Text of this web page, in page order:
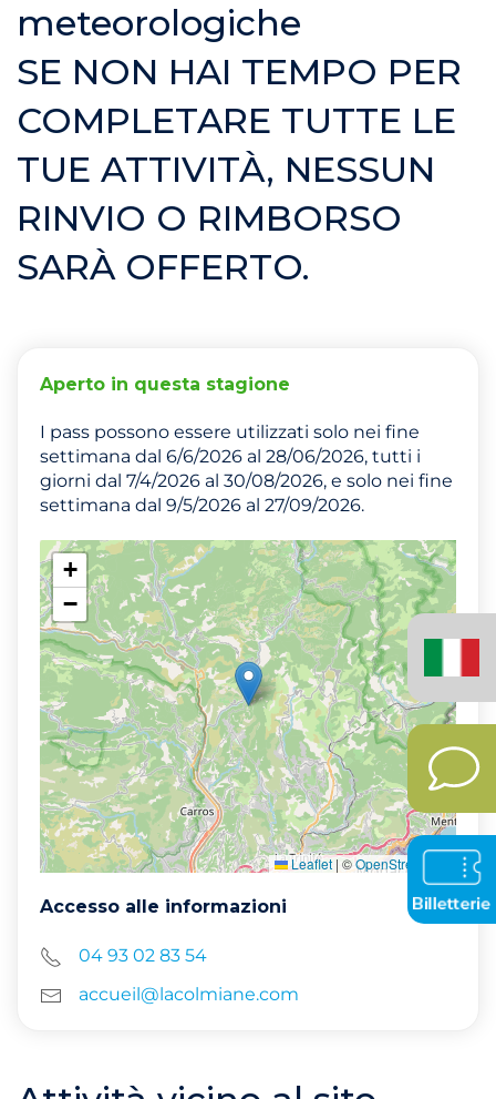
meteorologiche
SE NON HAI TEMPO PER
COMPLETARE TUTTE LE
TUE ATTIVITÀ, NESSUN
RINVIO O RIMBORSO
SARÀ OFFERTO.
Aperto in questa stagione
I pass possono essere utilizzati solo nei fine
settimana dal 6/6/2026 al 28/06/2026, tutti i
giorni dal 7/4/2026 al 30/08/2026, e solo nei fine
settimana dal 9/5/2026 al 27/09/2026.
+
−
Leaflet | ©OpenStreetMap
Accesso alle informazioni
04 93 02 83 54
accueil@lacolmiane.com